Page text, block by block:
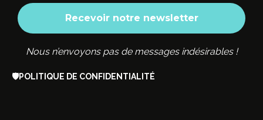
Nous n’envoyons pas de messages indésirables !
🛡️POLITIQUE DE CONFIDENTIALITÉ